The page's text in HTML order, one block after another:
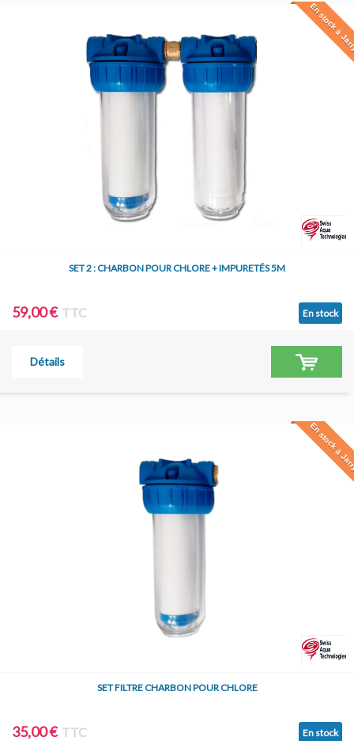
En stock à
SET 2 : CHARBON POUR CHLORE + IMPURETÉS 5M
59,00 € TTC En stock
Détails
En stock à
SET FILTRE CHARBON POUR CHLORE
35,00 € TTC En stock